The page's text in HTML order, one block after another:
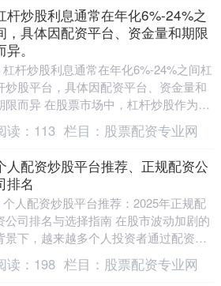
杆炒股利息通常在年化6%-24%之
，具体因配资平台、资金量和期限
异。
杠杆炒股利息通常在年化6%-24%之间杠
炒股平台，具体因配资平台、资金量和
限而异 在股票市场中，杠杆炒股作为一
放大收益的方式，近年来受到不少投资
的关....
读： 113 栏目： 股票配资专业网
人配资炒股平台推荐、正规配资公
排名
个人配资炒股平台推荐：2025年正规配
公司排名与选择指南 在股市波动加剧的
景下，越来越多个人投资者通过配资放
资金参与交易。然而，面对市场上众多
台，如....
读： 198 栏目： 股票配资专业网